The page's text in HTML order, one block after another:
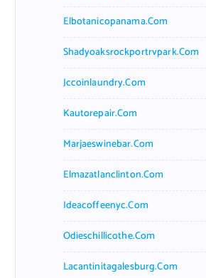
Elbotanicopanama.com
Shadyoaksrockportrvpark.com
Jccoinlaundry.com
Kautorepair.com
Marjaeswinebar.com
Elmazatlanclinton.com
Ideacoffeenyc.com
Odieschillicothe.com
Lacantinitagalesburg.com